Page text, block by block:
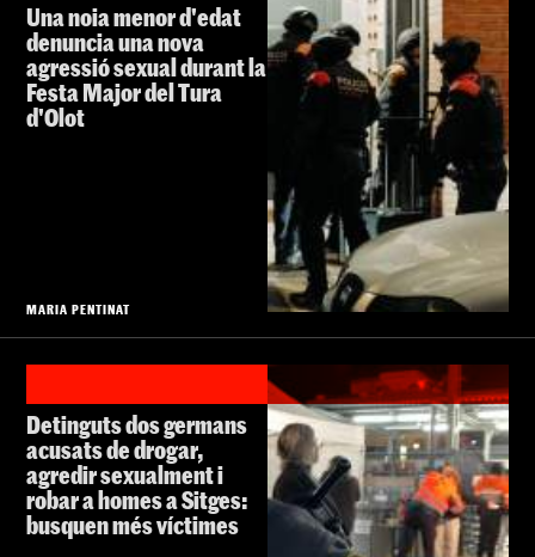
Una noia menor d'edat
denuncia una nova
agressió sexual durant la
Festa Major del Tura
d'Olot
MARIA PENTINAT
Detinguts dos germans
acusats de drogar,
agredir sexualment i
robar a homes a Sitges:
busquen més víctimes